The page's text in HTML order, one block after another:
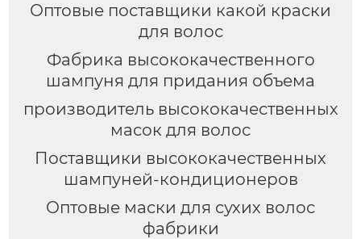
Оптовые поставщики какой краски
для волос
Фабрика высококачественного
шампуня для придания объема
производитель высококачественных
масок для волос
Поставщики высококачественных
шампуней-кондиционеров
Оптовые маски для сухих волос
фабрики